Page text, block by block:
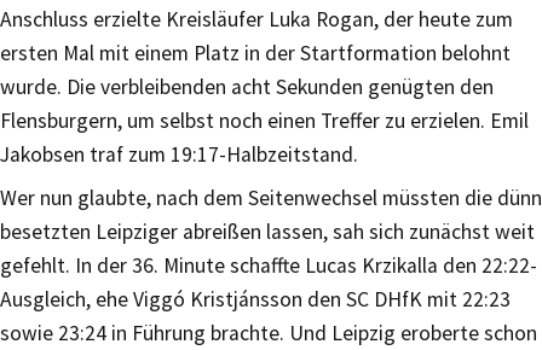
Anschluss erzielte Kreisläufer Luka Rogan, der heute zum
ersten Mal mit einem Platz in der Startformation belohnt
wurde. Die verbleibenden acht Sekunden genügten den
Flensburgern, um selbst noch einen Treffer zu erzielen. Emil
Jakobsen traf zum 19:17-Halbzeitstand.
Wer nun glaubte, nach dem Seitenwechsel müssten die dünn
besetzten Leipziger abreißen lassen, sah sich zunächst weit
gefehlt. In der 36. Minute schaffte Lucas Krzikalla den 22:22-
Ausgleich, ehe Viggó Kristjánsson den SC DHfK mit 22:23
sowie 23:24 in Führung brachte. Und Leipzig eroberte schon